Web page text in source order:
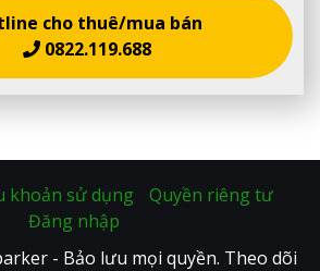
cho thuê/mua bán
0822.119.688
khoản sử dụng
Quyền riêng tư
Đăng nhập
- Bảo lưu mọi quyền. Theo dõi